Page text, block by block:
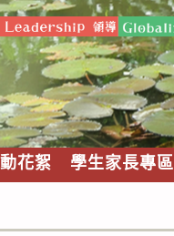
花絮 學生家長專區